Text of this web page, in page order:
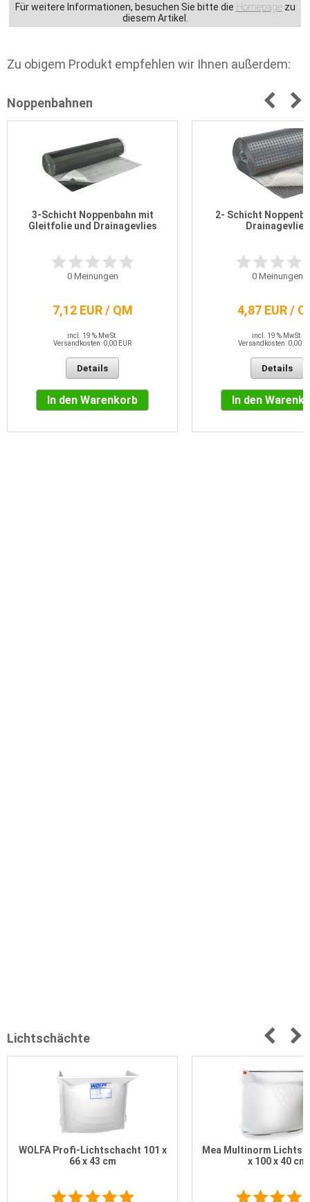
Für weitere Informationen, besuchen Sie bitte die Homepagezu
diesem Artikel.
Zu obigem Produkt empfehlen wir Ihnen außerdem:
Noppenbahnen
3-Schicht Noppenbahn mit
Gleitfolie und Drainagevlies
0Meinungen
7,12 EUR / QM
incl. 19 % MwSt.
Versandkosten: 0,00 EUR
Details
In den Warenkorb
2- Schicht
Drainagevlies
0Meinungen
4,87 EUR /
incl. 19 % MwSt.
Versandkosten: 0,00
Details
In den
Lichtschächte
WOLFA Profi-Lichtschacht 101 x
66 x 43 cm
Mea Multinorm
x 100 x 40 cm